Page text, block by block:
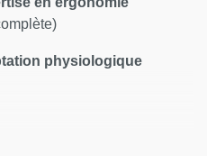
physiologique